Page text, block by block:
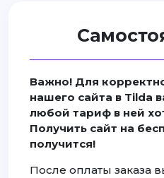
Важно! Для
нашего сайта в Tilda
любой тариф в ней
Получить сайт на
получится!
После оплаты заказа